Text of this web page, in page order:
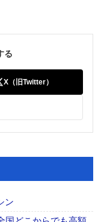
る
X（旧Twitter）
ン